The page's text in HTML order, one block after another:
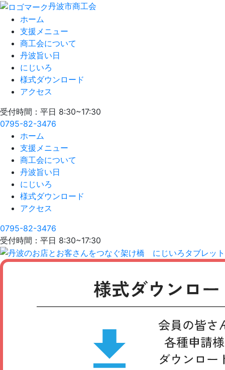
丹波市商工会
ホーム
支援メニュー
商工会について
丹波旨い日
にじいろ
様式ダウンロード
アクセス
受付時間：平日 8:30~17:30
0795-82-3476
ホーム
支援メニュー
商工会について
丹波旨い日
にじいろ
様式ダウンロード
アクセス
0795-82-3476
受付時間：平日 8:30~17:30